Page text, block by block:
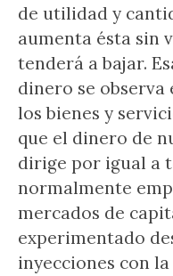
de utilidad y
aumenta ésta sin
tenderá a bajar.
dinero se observa
los bienes y
que el dinero de
dirige por igual a
normalmente
mercados de
experimentado
inyecciones con